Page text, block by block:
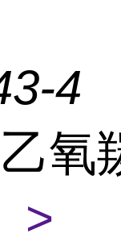
4
氧
>